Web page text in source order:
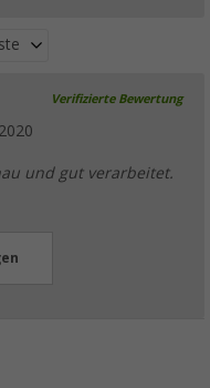
Verifizierte Bewertung
und gut verarbeitet.